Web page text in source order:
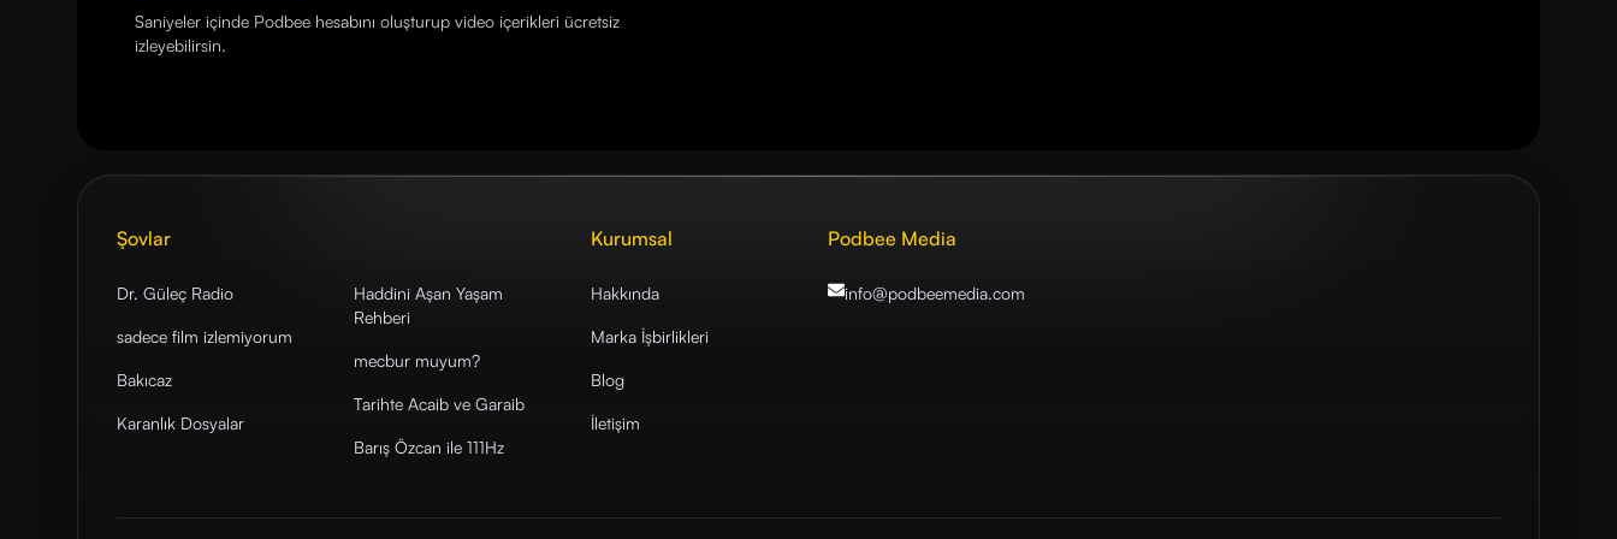
Saniyeler içinde Podbee hesabını oluşturup video içerikleri ücretsiz
izleyebilirsin.
Şovlar
Dr. Güleç Radio
sadece film izlemiyorum
Bakıcaz
Karanlık Dosyalar
Haddini Aşan Yaşam
Rehberi
mecbur muyum?
Tarihte Acaib ve Garaib
Barış Özcan ile 111Hz
Kurumsal
Hakkında
Marka İşbirlikleri
Blog
İletişim
Podbee Media
info@podbeemedia.com